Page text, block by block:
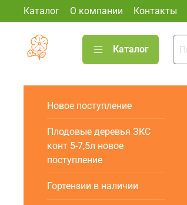
Каталог О компании Контакты
Каталог
Новое поступление
Плодовые деревья ЗКС
конт 5-7,5л новое
поступление
Гортензии в наличии